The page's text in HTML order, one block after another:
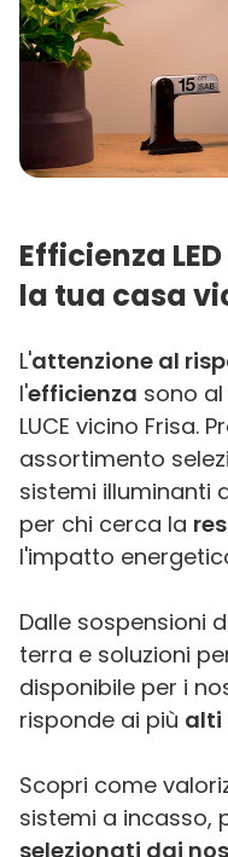
Efficienza
la tua casa
L'attenzione al
l'efficienza sono
LUCE vicino Frisa.
assortimento
sistemi illuminanti
per chi cerca la
l'impatto
Dalle sospensioni
terra e soluzioni
disponibile per i
risponde ai più alti
Scopri come
sistemi a incasso,
selezionati dai